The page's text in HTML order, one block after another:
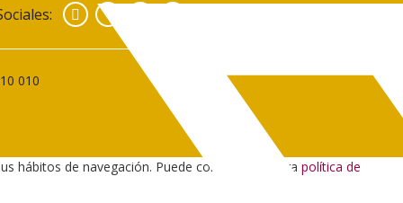
Facebook
010
hábitos de navegación. Puede consultar nuestra política de